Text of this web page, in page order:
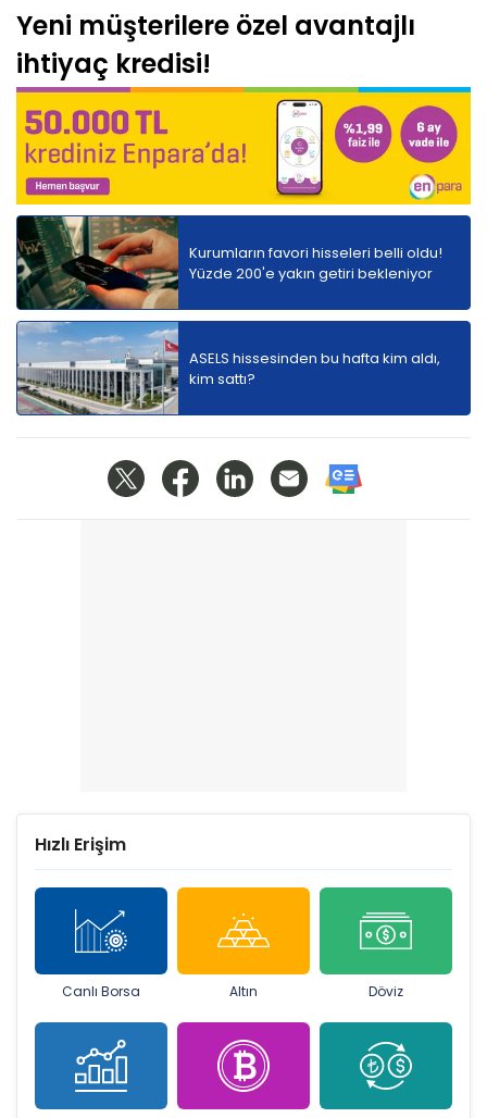
Yeni müşterilere özel avantajlı
ihtiyaç kredisi!
Kurumların favori hisseleri belli oldu!
Yüzde 200'e yakın getiri bekleniyor
ASELS hissesinden bu hafta kim aldı,
kim sattı?
Hızlı Erişim
Canlı Borsa Altın Döviz